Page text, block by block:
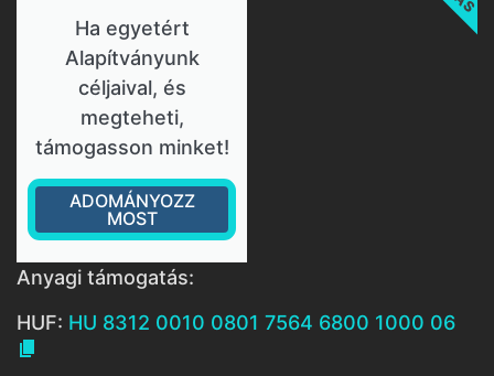
Ha egyetért
Alapítványunk
céljaival, és
megteheti,
támogasson minket!
ADOMÁNYOZZ
MOST
Anyagi támogatás:
HUF: HU 8312 0010 0801 7564 6800 1000 06
